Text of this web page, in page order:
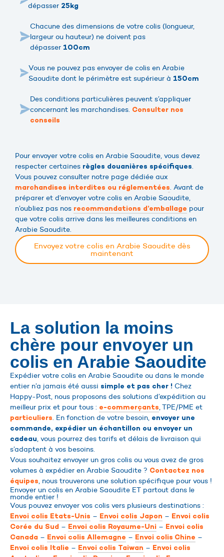
dépasser 25kg
Chacune des dimensions de votre colis (longueur,
largeur ou hauteur) ne doivent pas
dépasser100cm
Vous ne pouvez pas envoyer de colis en Arabie
Saoudite dont le périmètre est supérieur à 150cm
Des conditions particulières peuvent s’appliquer
concernant les marchandises. Consulter nos
conseils
Pour envoyer votre colis en Arabie Saoudite, vous devez
respecter certaines règles douanières spécifiques.
Vous pouvez consulter notre page dédiée aux
marchandises interdites ou réglementées. Avant de
préparer et d’envoyer votre colis en Arabie Saoudite,
n’oubliez pas nos recommandations d’emballage pour
que votre colis arrive dans les meilleures conditions en
Arabie Saoudite.
Envoyez votre colis en Arabie Saoudite dès
maintenant
La solution la moins
chère pour envoyer un
colis en Arabie Saoudite
Expédier votre colis en Arabie Saoudite ou dans le monde
entier n’a jamais été aussi simple et pas cher ! Chez
Happy-Post, nous proposons des solutions d’expédition au
meilleur prix et pour tous : e-commerçants, TPE/PME et
particuliers. En fonction de votre besoin, envoyer une
commande, expédier un échantillon ou envoyer un
cadeau, vous pourrez des tarifs et délais de livraison qui
s’adaptent à vos besoins.
Vous souhaitez envoyer un gros colis ou vous avez de gros
volumes à expédier en Arabie Saoudite ? Contactez nos
équipes, nous trouverons une solution spécifique pour vous !
Envoyer un colis en Arabie Saoudite ET partout dans le
monde entier !
Vous pouvez envoyer vos colis vers plusieurs destinations :
Envoi colis Etats-Unis – Envoi colis Japon – Envoi colis
Corée du Sud – Envoi colis Royaume-Uni – Envoi colis
Canada – Envoi colis Allemagne – Envoi colis Chine –
Envoi colis Italie – Envoi colis Taiwan – Envoi colis